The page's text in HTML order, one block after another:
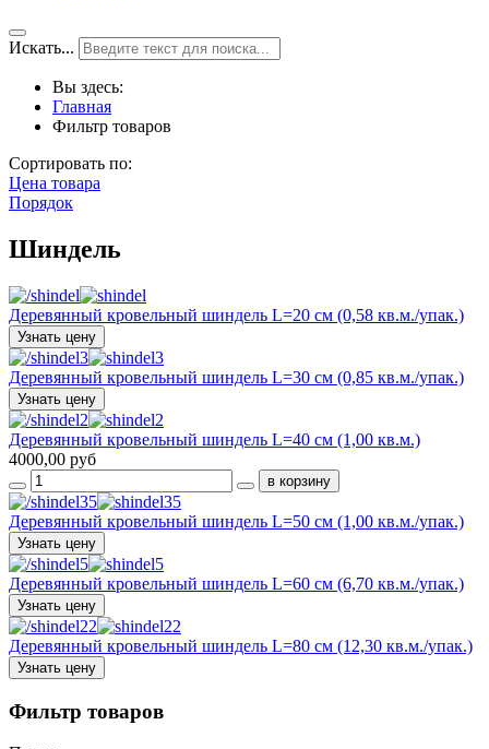
Искать...
Вы здесь:
Главная
Фильтр товаров
Сортировать по:
Цена товара
Порядок
Шиндель
Деревянный кровельный шиндель L=20 см (0,58 кв.м./упак.)
Узнать цену
Деревянный кровельный шиндель L=30 см (0,85 кв.м./упак.)
Узнать цену
Деревянный кровельный шиндель L=40 см (1,00 кв.м.)
4000,00 руб
Деревянный кровельный шиндель L=50 см (1,00 кв.м./упак.)
Узнать цену
Деревянный кровельный шиндель L=60 см (6,70 кв.м./упак.)
Узнать цену
Деревянный кровельный шиндель L=80 см (12,30 кв.м./упак.)
Узнать цену
Фильтр товаров